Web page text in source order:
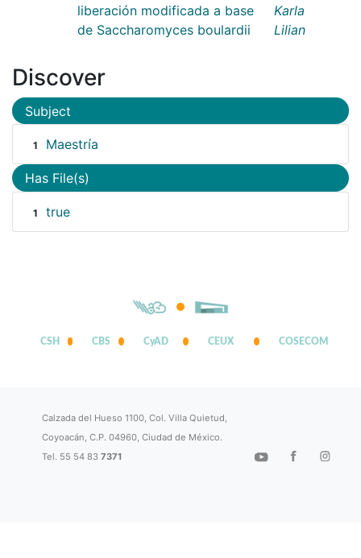
liberación modificada a base
de Saccharomyces boulardii
Karla
Lilian
Discover
Subject
1 Maestría
Has File(s)
1 true
CSH CBS CyAD CEUX COSECOM
Calzada del Hueso 1100, Col. Villa Quietud,
Coyoacán, C.P. 04960, Ciudad de México.
Tel. 55 54 837371